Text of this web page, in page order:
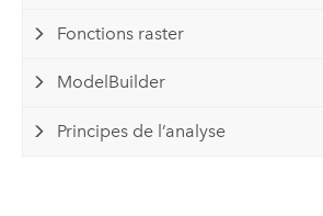
Fonctions raster
ModelBuilder
Principes de l’analyse